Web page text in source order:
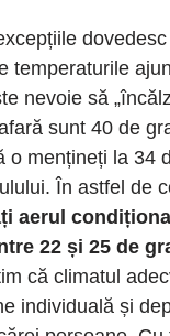
temperaturile
nevoie să
sunt 40 de
o mențineți la 34
În astfel de
aerul
22 și 25 de
că climatul
individuală și